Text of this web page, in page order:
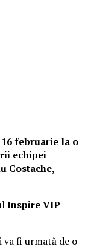
februarie la o
echipei
Costache,
Inspire VIP
fi urmată de o